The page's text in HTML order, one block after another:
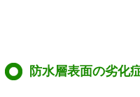
防水層表面の劣化